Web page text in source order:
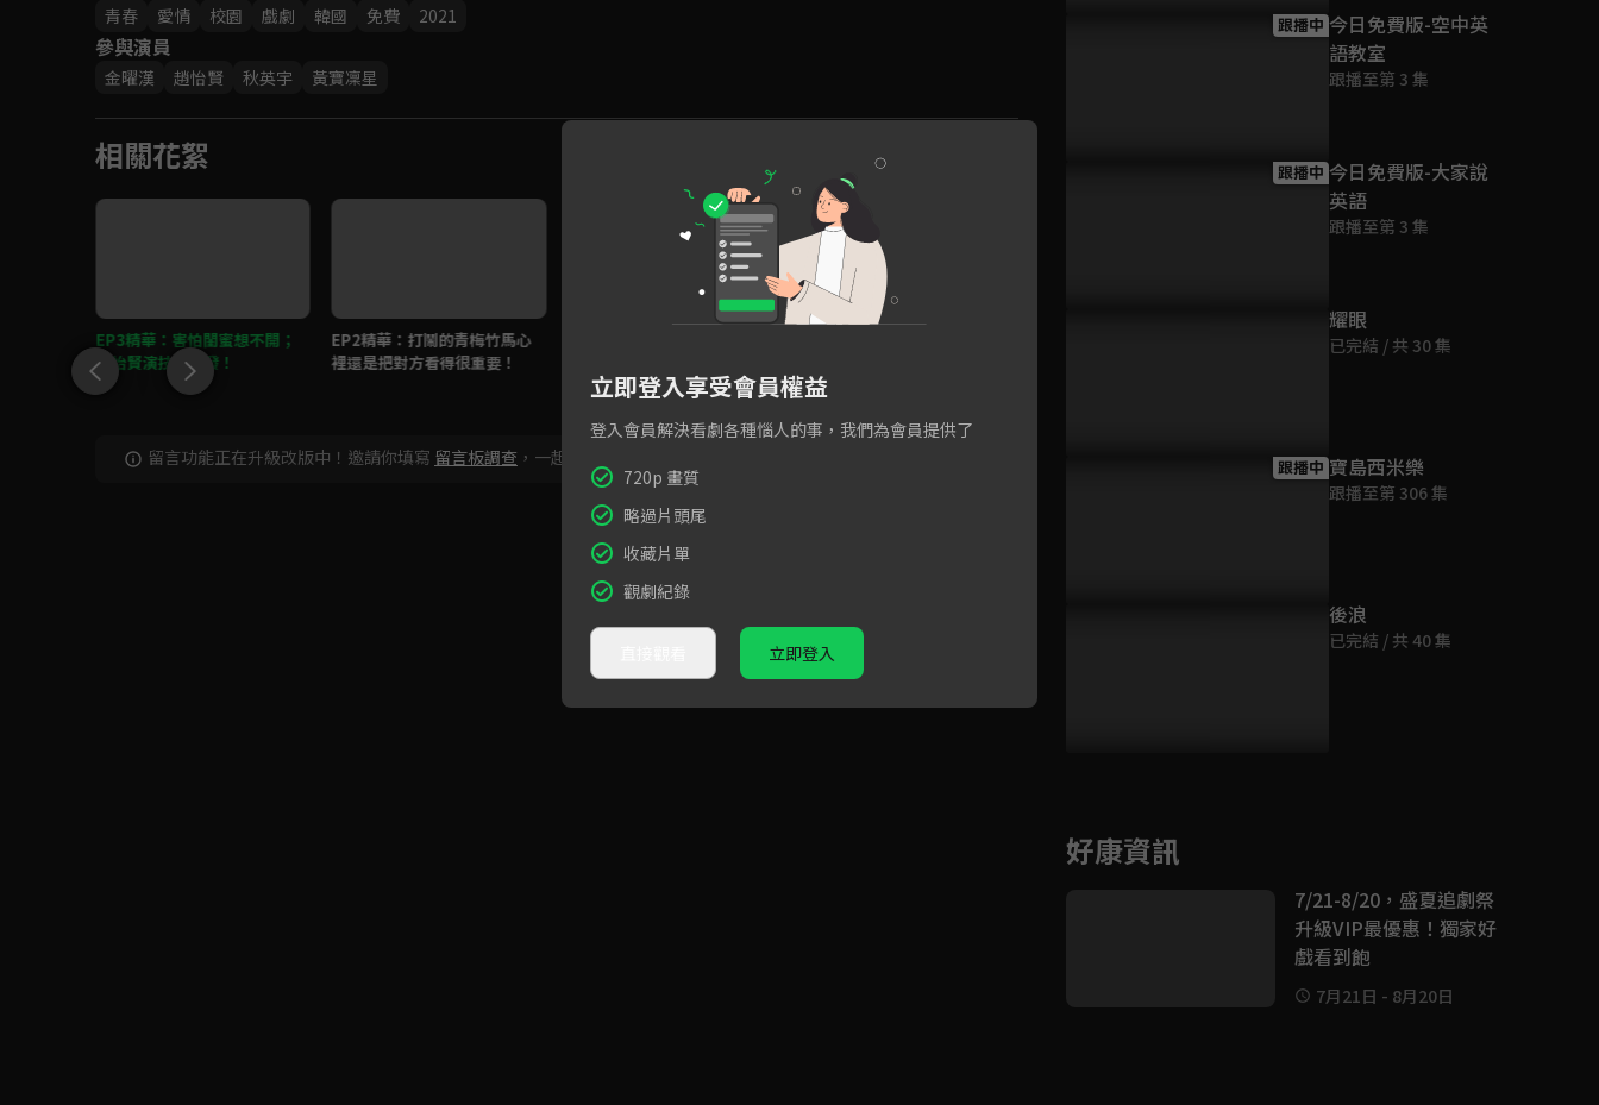
Video
青春
愛情 校園 戲劇 韓國 免費 2021
參與演員
金曜漢 趙怡賢 秋英宇 黃寶凜星
相關花絮
EP3精華：害怕閨蜜想不開；
趙怡賢演技大爆發！
EP2精華：打鬧的青梅竹馬心
裡還是把對方看得很重要！
花絮：主演群讀本過程私密大
留言功能正在升級改版中！邀請你填寫 留言板調查 ，一起共創新版留言功能！
跟播中 今日免費版-空中英
語教室
跟播至第 3 集
跟播中 今日免費版-大家說
英語
跟播至第 3 集
耀眼
已完結 / 共 30 集
跟播中 寶島西米樂
跟播至第 306 集
後浪
已完結 / 共 40 集
好康資訊
7/21-8/20，盛夏追劇祭
升級VIP最優惠！獨家好
戲看到飽
7月21日 - 8月20日
立即登入享受會員權益
登入會員解決看劇各種惱人的事，我們為會員提供了
720p 畫質
略過片頭尾
收藏片單
觀劇紀錄
立即登入